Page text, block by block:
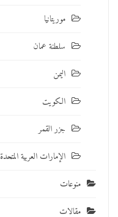
موريتانيا
سلطنة عمان
اليمن
الكويت
جزر القمر
الإمارات العربية المتحدة
منوعات
مقالات